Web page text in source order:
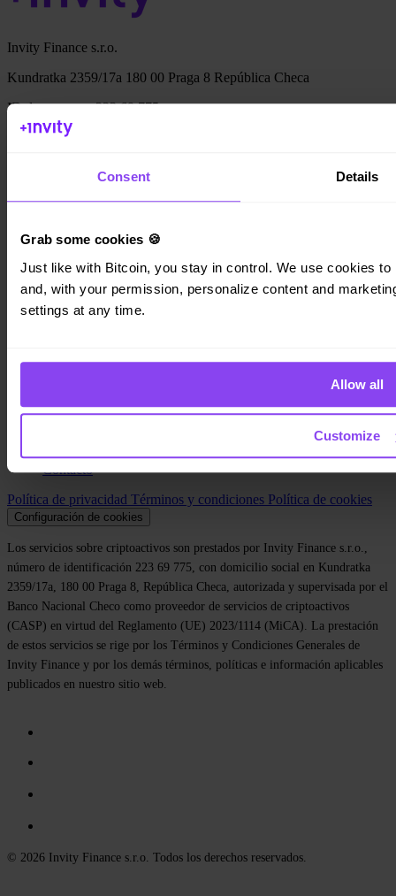
Consent Details
Grab some cookies 🍪
Just like with Bitcoin, you stay in control. We use cookies
and, with your permission, personalize content and
settings at any time.
Allow all
Customize
Invity Finance s.r.o.
Kundratka 2359/17a 180 00 Praga 8 República Checa
ID de empresa: 223 69 775
Empresas
Turbo Compra
Gana Bitcoin
Private
Blog
Carreras
Contacto
Política de privacidad Términos y condiciones Política de cookies
Configuración de cookies
Los servicios sobre criptoactivos son prestados por Invity Finance s.r.o.,
número de identificación 223 69 775, con domicilio social en Kundratka
2359/17a, 180 00 Praga 8, República Checa, autorizada y supervisada por el
Banco Nacional Checo como proveedor de servicios de criptoactivos
(CASP) en virtud del Reglamento (UE) 2023/1114 (MiCA). La prestación
de estos servicios se rige por los Términos y Condiciones Generales de
Invity Finance y por los demás términos, políticas e información aplicables
publicados en nuestro sitio web.
© 2026 Invity Finance s.r.o. Todos los derechos reservados.